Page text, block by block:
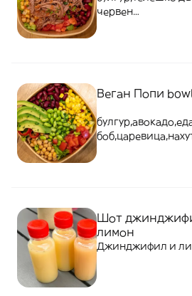
червен
Веган Попи
Шот
лимон
Джинджифил и